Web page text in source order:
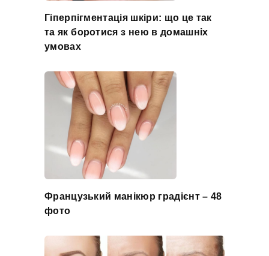
Гіперпігментація шкіри: що це так
та як боротися з нею в домашніх
умовах
Французький манікюр градієнт – 48
фото